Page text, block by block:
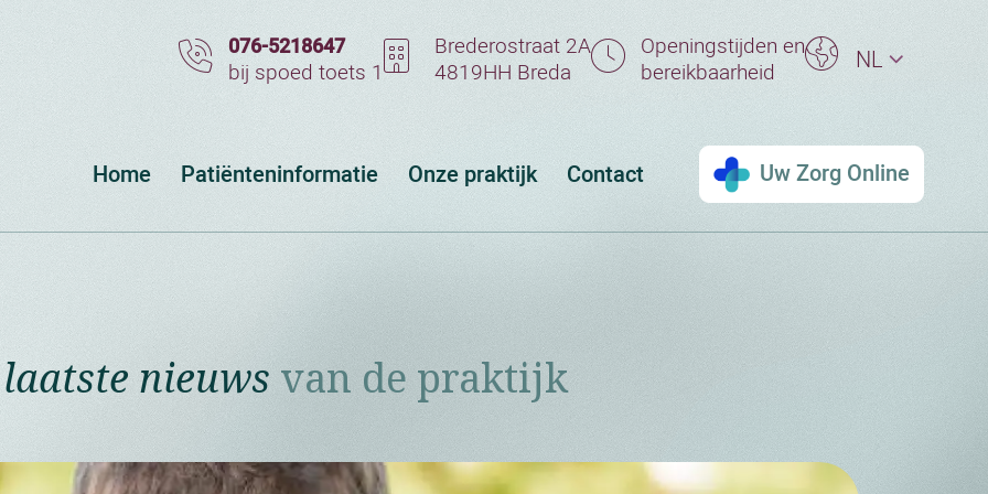
076-5218647
bij spoed toets 1
Brederostraat 2A
4819HH Breda
Openingstijden en
bereikbaarheid
NL
Home Patiënteninformatie Onze praktijk Contact Uw Zorg Online
nieuws van de praktijk